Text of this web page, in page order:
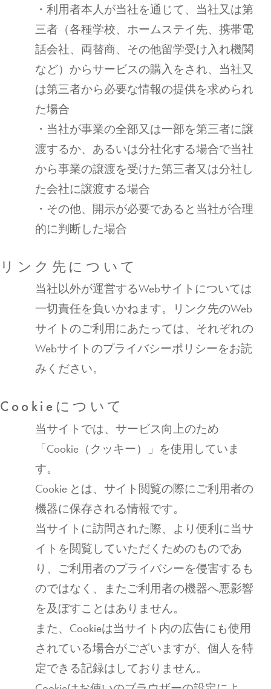
・利用者本人が当社を通じて、当社又は第
三者（各種学校、ホームステイ先、携帯電
話会社、両替商、その他留学受け入れ機関
など）からサービスの購入をされ、当社又
は第三者から必要な情報の提供を求められ
た場合
・当社が事業の全部又は一部を第三者に譲
渡するか、あるいは分社化する場合で当社
から事業の譲渡を受けた第三者又は分社し
た会社に譲渡する場合
・その他、開示が必要であると当社が合理
的に判断した場合
リンク先について
当社以外が運営するWebサイトについては
一切責任を負いかねます。リンク先のWeb
サイトのご利用にあたっては、それぞれの
Webサイトのプライバシーポリシーをお読
みください。
Cookieについて
当サイトでは、サービス向上のため
「Cookie（クッキー）」を使用していま
す。
Cookie とは、サイト閲覧の際にご利用者の
機器に保存される情報です。
当サイトに訪問された際、より便利に当サ
イトを閲覧していただくためのものであ
り、ご利用者のプライバシーを侵害するも
のではなく、またご利用者の機器へ悪影響
を及ぼすことはありません。
また、Cookieは当サイト内の広告にも使用
されている場合がございますが、個人を特
定できる記録はしておりません。